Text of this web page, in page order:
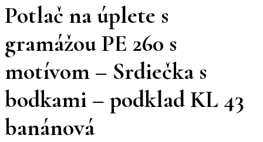
Potlač na úplete s
gramážou PE 260 s
motívom – Srdiečka s
bodkami – podklad KL 43
banánová